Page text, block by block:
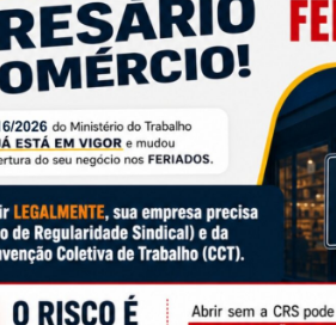
ao longo do ano foi
alimentos para consumo no
para o crescimento do
positivos, o executivo
Segundo Milan, o controle da
consumidores, enquanto o reajuste
as compras nos